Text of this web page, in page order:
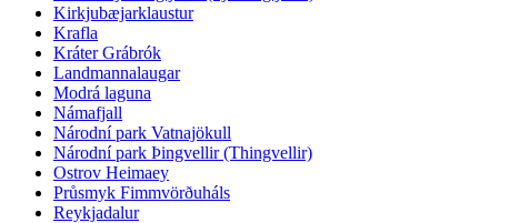
Kirkjubæjarklaustur
Krafla
Kráter Grábrók
Landmannalaugar
Modrá laguna
Námafjall
Národní park Vatnajökull
Národní park Þingvellir (Thingvellir)
Ostrov Heimaey
Průsmyk Fimmvörðuháls
Reykjadalur